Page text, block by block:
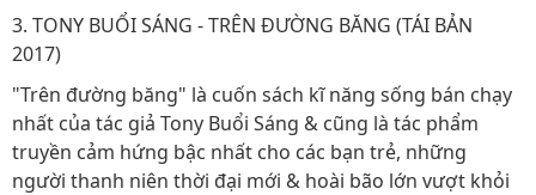
3. TONY BUỔI SÁNG - TRÊN ĐƯỜNG BĂNG (TÁI BẢN
2017)
"Trên đường băng" là cuốn sách kĩ năng sống bán chạy
nhất của tác giả Tony Buổi Sáng & cũng là tác phẩm
truyền cảm hứng bậc nhất cho các bạn trẻ, những
người thanh niên thời đại mới & hoài bão lớn vượt khỏi